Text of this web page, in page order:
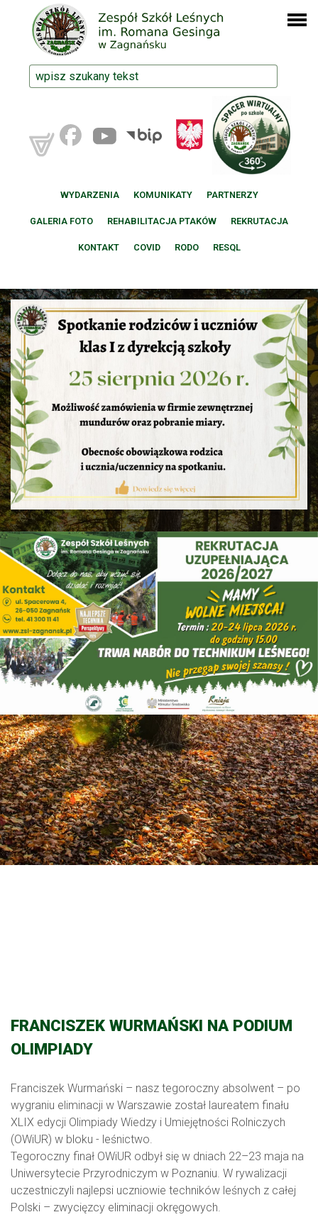
WYDARZENIA KOMUNIKATY PARTNERZY
GALERIA FOTO REHABILITACJA PTAKÓW REKRUTACJA
KONTAKT COVID RODO RESQL
FRANCISZEK WURMAŃSKI NA PODIUM
OLIMPIADY
Franciszek Wurmański – nasz tegoroczny absolwent – po
wygraniu eliminacji w Warszawie został laureatem finału
XLIX edycji Olimpiady Wiedzy i Umiejętności Rolniczych
(OWiUR) w bloku - leśnictwo.
Tegoroczny finał OWiUR odbył się w dniach 22–23 maja na
Uniwersytecie Przyrodniczym w Poznaniu. W rywalizacji
uczestniczyli najlepsi uczniowie techników leśnych z całej
Polski – zwycięzcy eliminacji okręgowych.